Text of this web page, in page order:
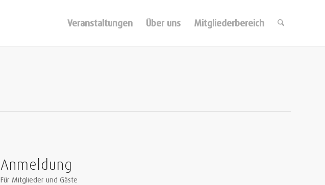
Veranstaltungen Über uns Mitgliederbereich
Anmeldung
Für Mitglieder und Gäste